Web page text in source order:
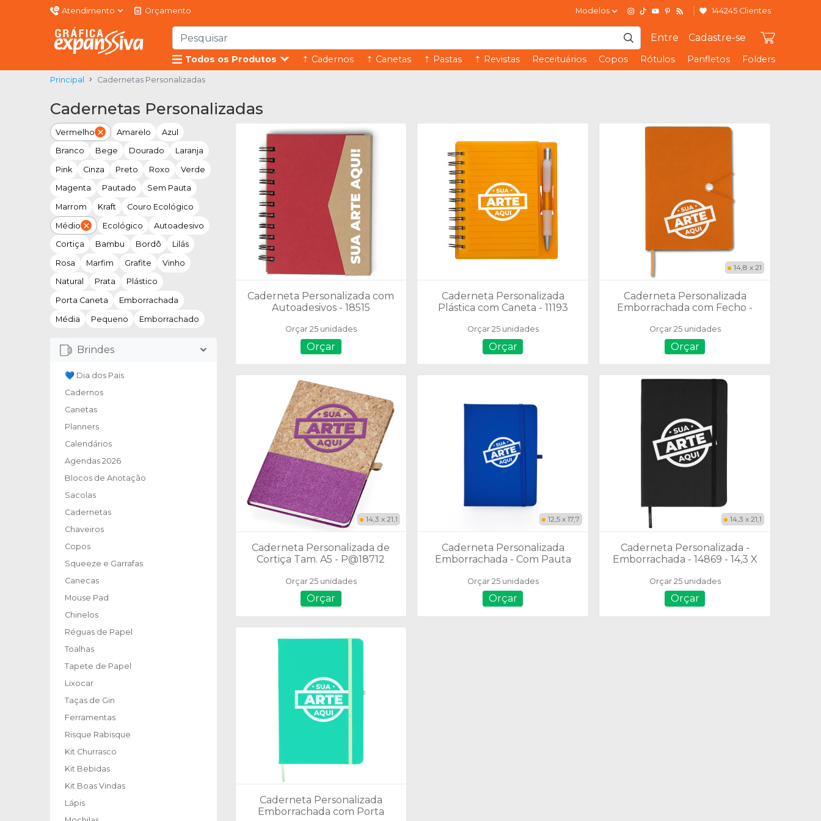
Atendimento Orçamento Modelos 144245 Clientes
Entre Cadastre-se
Todos os Produtos ⇡ Cadernos ⇡ Canetas ⇡ Pastas ⇡ Revistas Receituários Copos Rótulos Panfletos Folders
Principal Cadernetas Personalizadas
Cadernetas Personalizadas
Vermelho Amarelo Azul
Branco Bege Dourado Laranja
Pink Cinza Preto Roxo Verde
Magenta Pautado Sem Pauta
Marrom Kraft Couro Ecológico
Médio Ecológico Autoadesivo
Cortiça Bambu Bordô Lilás
Rosa Marfim Grafite Vinho
Natural Prata Plástico
Porta Caneta Emborrachada
Média Pequeno Emborrachado
Brindes
💙 Dia dos Pais
Cadernos
Canetas
Planners
Calendários
Agendas 2026
Blocos de Anotação
Sacolas
Cadernetas
Chaveiros
Copos
Squeeze e Garrafas
Canecas
Mouse Pad
Chinelos
Réguas de Papel
Toalhas
Tapete de Papel
Lixocar
Taças de Gin
Ferramentas
Risque Rabisque
Kit Churrasco
Kit Bebidas
Kit Boas Vindas
Lápis
Caderneta Personalizada com
Autoadesivos - 18515
Orçar 25 unidades
Orçar
Caderneta Personalizada
Plástica com Caneta - 11193
Orçar 25 unidades
Orçar
14,8 x 21
Caderneta Personalizada
Emborrachada com Fecho -
Orçar 25 unidades
Orçar
14,3 x 21,1
Caderneta Personalizada de
Cortiça Tam. A5 - P@18712
Orçar 25 unidades
Orçar
12,5 x 17,7
Caderneta Personalizada
Emborrachada - Com Pauta
Orçar 25 unidades
Orçar
14,3 x 21,1
Caderneta Personalizada -
Emborrachada - 14869 - 14,3 X
Orçar 25 unidades
Orçar
Caderneta Personalizada
Emborrachada com Porta